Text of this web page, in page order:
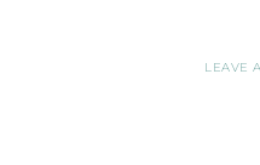
LEAVE